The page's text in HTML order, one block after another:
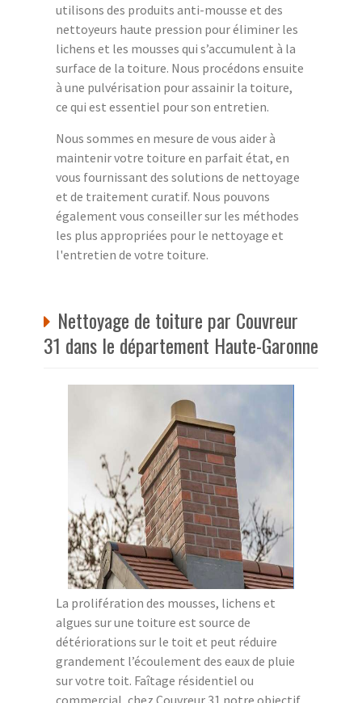
utilisons des produits anti-mousse et des
nettoyeurs haute pression pour éliminer les
lichens et les mousses qui s’accumulent à la
surface de la toiture. Nous procédons ensuite
à une pulvérisation pour assainir la toiture,
ce qui est essentiel pour son entretien.
Nous sommes en mesure de vous aider à
maintenir votre toiture en parfait état, en
vous fournissant des solutions de nettoyage
et de traitement curatif. Nous pouvons
également vous conseiller sur les méthodes
les plus appropriées pour le nettoyage et
l'entretien de votre toiture.
Nettoyage de toiture par Couvreur
31 dans le département Haute-Garonne
La prolifération des mousses, lichens et
algues sur une toiture est source de
détériorations sur le toit et peut réduire
grandement l’écoulement des eaux de pluie
sur votre toit. Faîtage résidentiel ou
commercial, chez Couvreur 31 notre objectif